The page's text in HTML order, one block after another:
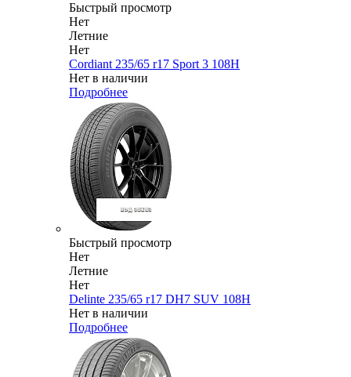
Быстрый просмотр
Нет
Летние
Нет
Cordiant 235/65 r17 Sport 3 108H
Нет в наличии
Подробнее
Быстрый просмотр
Нет
Летние
Нет
Delinte 235/65 r17 DH7 SUV 108H
Нет в наличии
Подробнее